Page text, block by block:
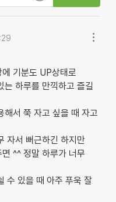
기분도 UP상태로
는 하루를 만끽하고 즐길
해서 쭉 자고 싶을 때 자고
자서 뻐근하긴 하지만
^^ 정말 하루가 너무
수 있을 때 아주 푸욱 잘